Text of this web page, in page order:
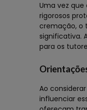
Uma vez
rigorosos
cremação, o
significativa.
para os
Ao
influenciar